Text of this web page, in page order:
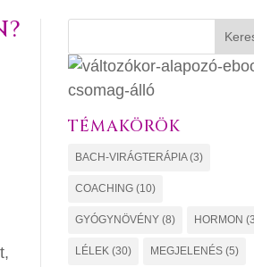
TÉMAKÖRÖK
BACH-VIRÁGTERÁPIA(3)
COACHING(10)
GYÓGYNÖVÉNY(8) HORMON
LÉLEK(30) MEGJELENÉS(5)